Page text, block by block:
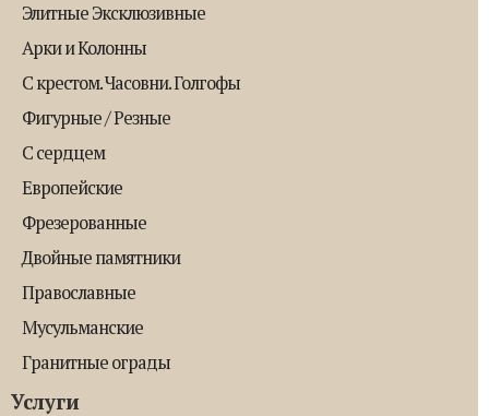
Элитные Эксклюзивные
Арки и Колонны
С крестом. Часовни. Голгофы
Фигурные / Резные
С сердцем
Европейские
Фрезерованные
Двойные памятники
Православные
Мусульманские
Гранитные ограды
Услуги